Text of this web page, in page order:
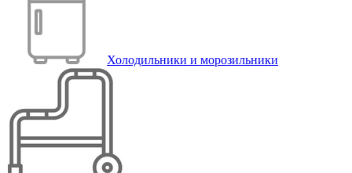
Холодильники и морозильники